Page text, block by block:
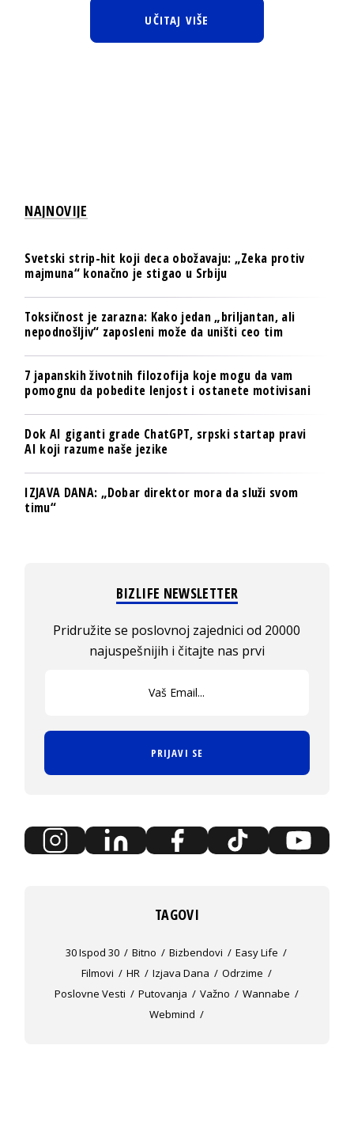
UČITAJ VIŠE
NAJNOVIJE
Svetski strip-hit koji deca obožavaju: „Zeka protiv
majmuna“ konačno je stigao u Srbiju
Toksičnost je zarazna: Kako jedan „briljantan, ali
nepodnošljiv“ zaposleni može da uništi ceo tim
7 japanskih životnih filozofija koje mogu da vam
pomognu da pobedite lenjost i ostanete motivisani
Dok AI giganti grade ChatGPT, srpski startap pravi
AI koji razume naše jezike
IZJAVA DANA: „Dobar direktor mora da služi svom
timu“
BIZLIFE NEWSLETTER
Pridružite se poslovnoj zajednici od 20000
najuspešnijih i čitajte nas prvi
PRIJAVI SE
TAGOVI
30 Ispod 30 Bitno Bizbendovi
Easy Life
Filmovi
HR Izjava Dana
Odrzime
Poslovne Vesti
Putovanja Važno
Wannabe
Webmind